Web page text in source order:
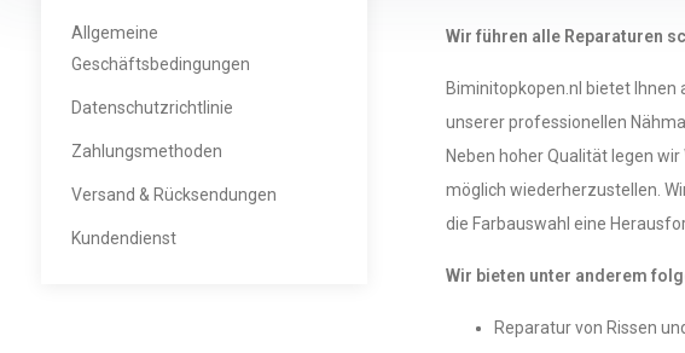
Allgemeine
Geschäftsbedingungen
Datenschutzrichtlinie
Zahlungsmethoden
Versand & Rücksendungen
Kundendienst
Wir führen alle Reparaturen
Biminitopkopen.nl bietet
unserer professionellen
Neben hoher Qualität legen
möglich wiederherzustellen.
die Farbauswahl eine
Wir bieten unter anderem
Reparatur von Rissen